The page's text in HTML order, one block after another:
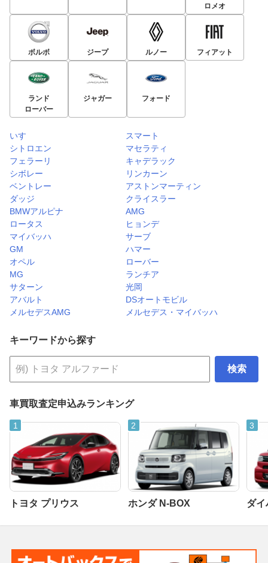
ロメオ
ボルボ ジープ ルノー フィアット
ランド
ローバー
ジャガー フォード
いすゞ
スマート
シトロエン
マセラティ
フェラーリ
キャデラック
シボレー
リンカーン
ベントレー
アストンマーティン
ダッジ
クライスラー
BMWアルピナ
AMG
ロータス
ヒョンデ
マイバッハ
サーブ
GM
ハマー
オペル
ローバー
MG
ランチア
サターン
光岡
アバルト
DSオートモビル
メルセデスAMG
メルセデス・マイバッハ
キーワードから探す
検索
車買取査定申込みランキング
トヨタ プリウス ホンダ N-BOX ダイ